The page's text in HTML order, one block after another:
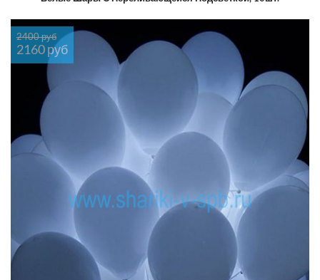
2400 руб
2160 руб